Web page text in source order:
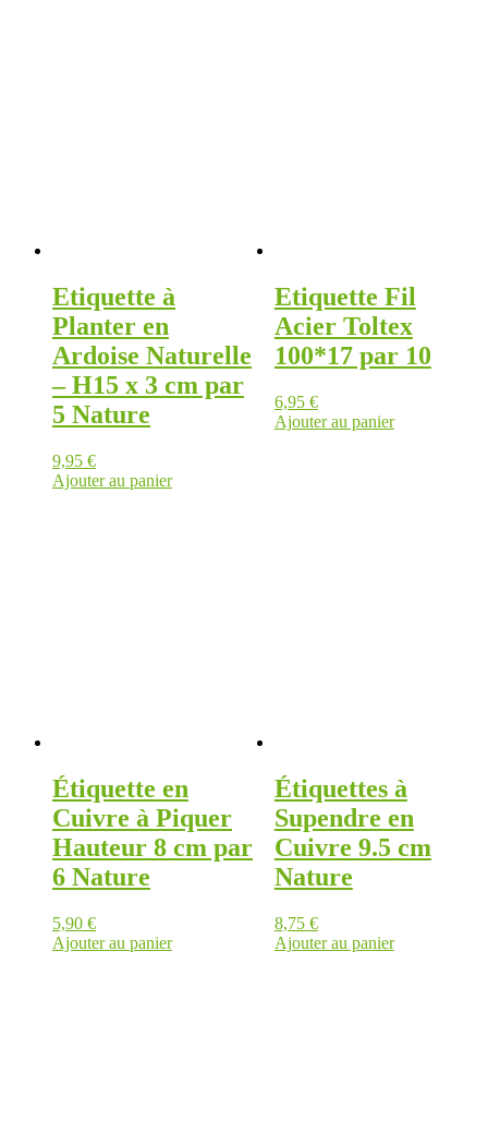
Etiquette à
Planter en
Ardoise Naturelle
– H15 x 3 cm par
5 Nature
9,95 €
Ajouter au panier
Etiquette Fil
Acier Toltex
100*17 par 10
6,95 €
Ajouter au panier
Étiquette en
Cuivre à Piquer
Hauteur 8 cm par
6 Nature
5,90 €
Ajouter au panier
Étiquettes à
Supendre en
Cuivre 9.5 cm
Nature
8,75 €
Ajouter au panier